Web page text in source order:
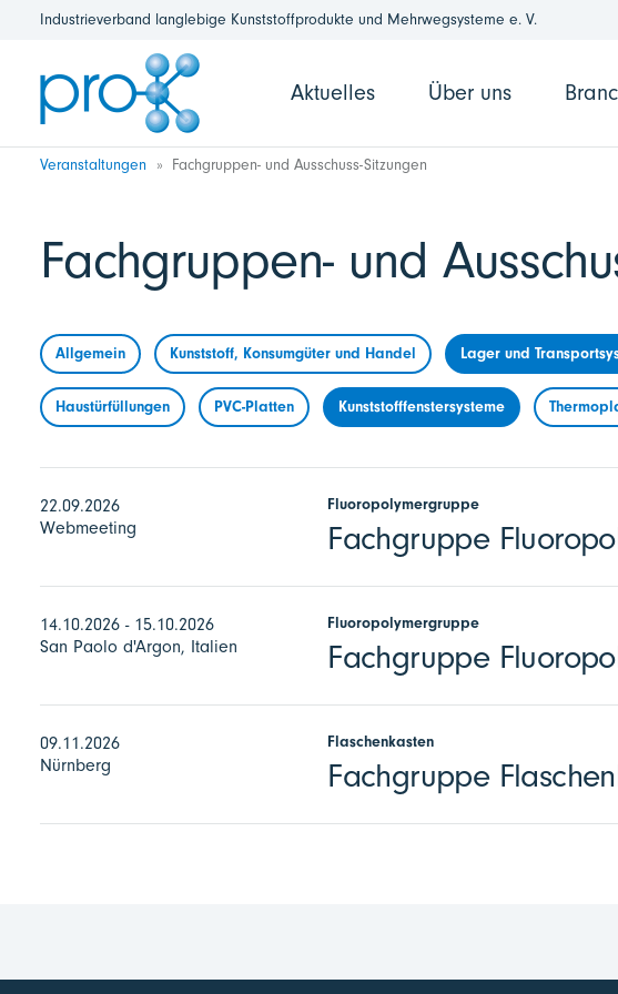
Industrieverband langlebige Kunststoffprodukte und Mehrwegsysteme e. V.
Aktuelles Über uns
Veranstaltungen Fachgruppen- und Ausschuss-Sitzungen
Fachgruppen- und
Allgemein Kunststoff, Konsumgüter und Handel Lager und
Haustürfüllungen PVC-Platten Kunststofffenstersysteme
22.09.2026
Webmeeting
Fluoropolymergruppe
Fachgruppe
14.10.2026 - 15.10.2026
San Paolo d'Argon, Italien
Fluoropolymergruppe
Fachgruppe
09.11.2026
Nürnberg
Flaschenkasten
Fachgruppe